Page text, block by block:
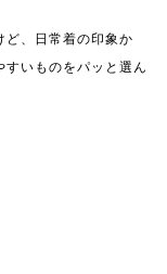
ど、日常着の印象か
すいものをパッと選ん